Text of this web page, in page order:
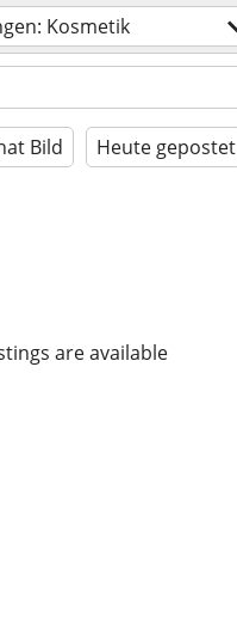
Kosmetik
Bild Heute gepostet
are available